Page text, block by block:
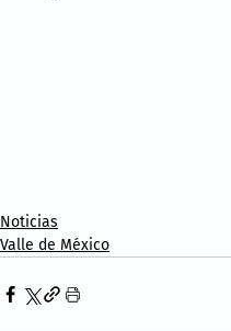
Noticias
Valle de México